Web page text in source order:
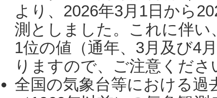
より、2026年3月1日から
測としました。これに伴い
1位の値（通年、3月及び4
りますので、ご注意くだ
全国の気象台等における過